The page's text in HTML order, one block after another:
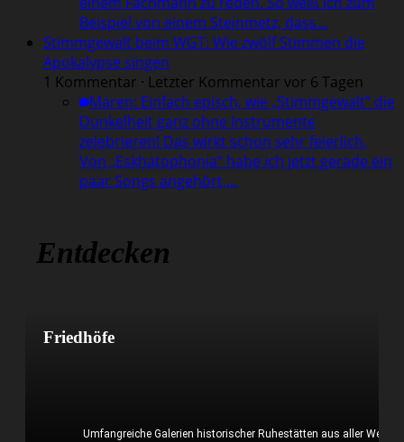
Beispiel von einem Steinmetz, dass…
Stimmgewalt beim WGT: Wie zwölf Stimmen die
Apokalypse singen
1 Kommentar · Letzter Kommentar vor 6 Tagen
Maren: Einfach episch, wie „Stimmgewalt“ die
Dunkelheit ganz ohne Instrumente
zelebrieren! Das wirkt schon sehr feierlich.
Von „Eskhatophonia“ habe ich jetzt gerade ein
paar Songs angehört,…
Entdecken
Friedhöfe
Umfangreiche Galerien historischer Ruhestätten aus aller Welt